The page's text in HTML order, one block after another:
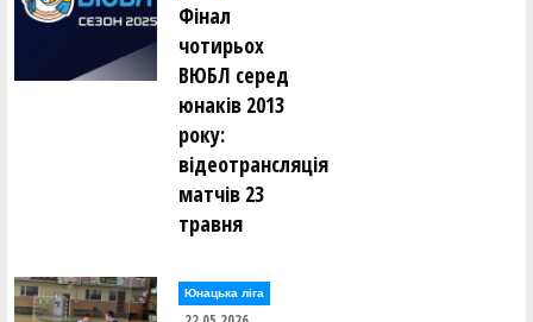
Фінал
чотирьох
ВЮБЛ серед
юнаків 2013
року:
відеотрансляція
матчів 23
травня
Юнацька ліга